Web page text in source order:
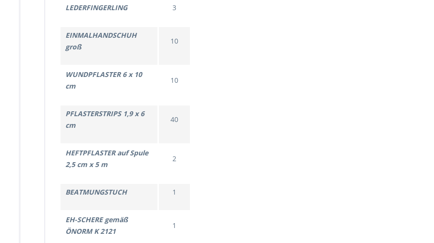
LEDERFINGERLING 3
EINMALHANDSCHUH
groß
10
WUNDPFLASTER 6 x 10
cm
10
PFLASTERSTRIPS 1,9 x 6
cm
40
HEFTPFLASTER auf Spule
2,5 cm x 5 m
2
BEATMUNGSTUCH 1
EH-SCHERE gemäß
ÖNORM K 2121
1